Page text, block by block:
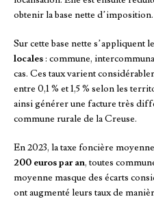
obtenir la base nette d’imposition.
Sur cette base nette s’appliquent
locales: commune,
cas. Ces taux varient
entre 0,1 % et 1,5 % selon les
ainsi générer une facture très
commune rurale de la Creuse.
En 2023, la taxe foncière
200 euros par an, toutes
moyenne masque des écarts
ont augmenté leurs taux de